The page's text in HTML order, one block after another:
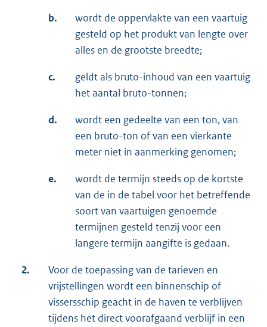
b.
wordt de oppervlakte van een vaartuig
gesteld op het produkt van lengte over
alles en de grootste breedte;
c.
geldt als bruto-inhoud van een vaartuig
het aantal bruto-tonnen;
d.
wordt een gedeelte van een ton, van
een bruto-ton of van een vierkante
meter niet in aanmerking genomen;
e.
wordt de termijn steeds op de kortste
van de in de tabel voor het betreffende
soort van vaartuigen genoemde
termijnen gesteld tenzij voor een
langere termijn aangifte is gedaan.
2.
Voor de toepassing van de tarieven en
vrijstellingen wordt een binnenschip of
vissersschip geacht in de haven te verblijven
tijdens het direct voorafgaand verblijf in een